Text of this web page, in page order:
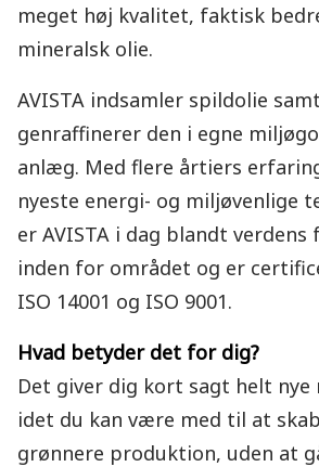
meget høj kvalitet, faktisk
mineralsk olie.
AVISTA indsamler spildolie
genraffinerer den i egne
anlæg. Med flere årtiers
nyeste energi- og miljøvenlige
er AVISTA i dag blandt verdens
inden for området og er
ISO 14001 og ISO 9001.
Hvad betyder det for dig?
Det giver dig kort sagt helt nye
idet du kan være med til at
grønnere produktion, uden at